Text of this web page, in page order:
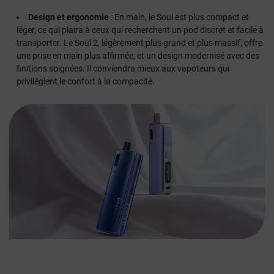
Design et ergonomie : En main, le Soul est plus compact et
léger, ce qui plaira à ceux qui recherchent un pod discret et facile à
transporter. Le Soul 2, légèrement plus grand et plus massif, offre
une prise en main plus affirmée, et un design modernisé avec des
finitions soignées. Il conviendra mieux aux vapoteurs qui
privilégient le confort à la compacité.